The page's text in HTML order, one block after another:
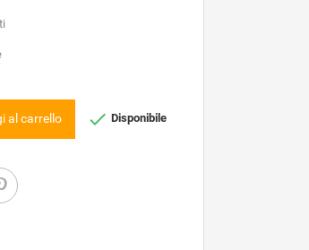
al carrello  Disponibile